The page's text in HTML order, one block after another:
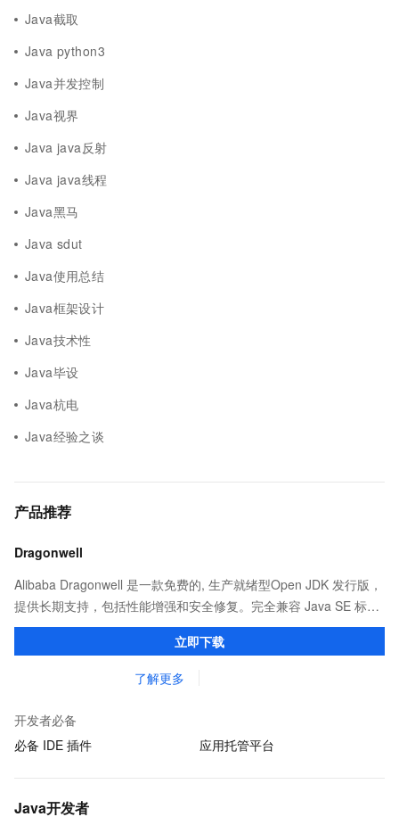
Java截取
Java python3
Java并发控制
Java视界
Java java反射
Java java线程
Java黑马
Java sdut
Java使用总结
Java框架设计
Java技术性
Java毕设
Java杭电
Java经验之谈
产品推荐
Dragonwell
Alibaba Dragonwell 是一款免费的, 生产就绪型Open JDK 发行版，
提供长期支持，包括性能增强和安全修复。完全兼容 Java SE 标
准，您可以在任何常用操作系统（包括 Linux、Windows 和
macOS）上开发 Java 应用程序。立即下载
了解更多
开发者必备
必备 IDE 插件
应用托管平台
Java开发者